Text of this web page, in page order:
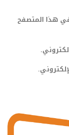
هذا المتصفح